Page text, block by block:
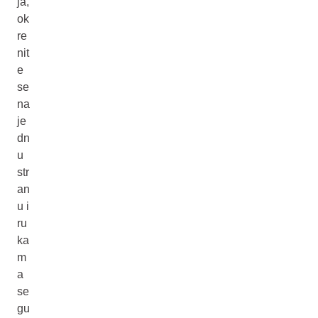
ok
re
nit
e
se
na
je
dn
u
str
an
u i
ru
ka
m
a
se
gu